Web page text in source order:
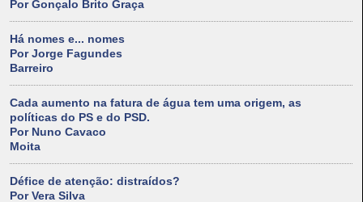
Por Gonçalo Brito Graça
Há nomes e... nomes
Por Jorge Fagundes
Barreiro
Cada aumento na fatura de água tem uma origem, as
políticas do PS e do PSD.
Por Nuno Cavaco
Moita
Défice de atenção: distraídos?
Por Vera Silva